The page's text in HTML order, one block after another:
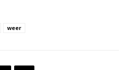
weer